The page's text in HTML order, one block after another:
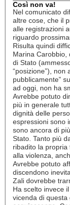
Così non va!
Nel comunicato
altre cose, che il
alle registrazioni
riguardo
Risulta quindi
Marina Carobbio,
di Stato
“posizione”), non
pubblicamente”
ad oggi, non ha
Avrebbe potuto
più in generale
dignità delle
espressioni sono
sono ancora di
Stato. Tanto più
ribadito la propria
alla violenza,
Avrebbe potuto
discendono
Zali dovrebbe
Ha scelto invece
vicenda di